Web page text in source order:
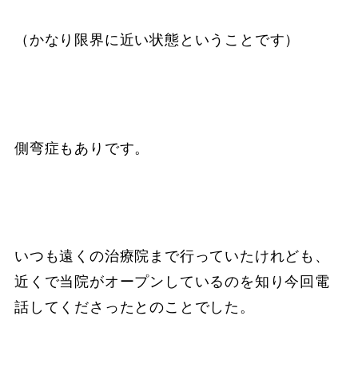
（かなり限界に近い状態ということです）
側弯症もありです。
いつも遠くの治療院まで行っていたけれども、
近くで当院がオープンしているのを知り今回電
話してくださったとのことでした。